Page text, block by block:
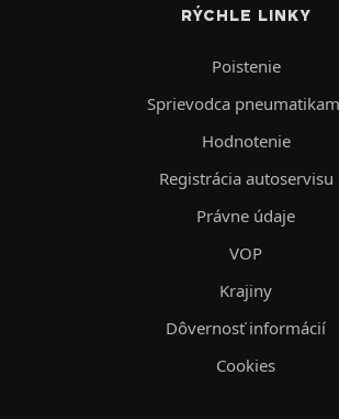
RÝCHLE LINKY
Poistenie
Sprievodca
Hodnotenie
Registrácia autoservisu
Právne údaje
VOP
Krajiny
Dôvernosť informácií
Cookies